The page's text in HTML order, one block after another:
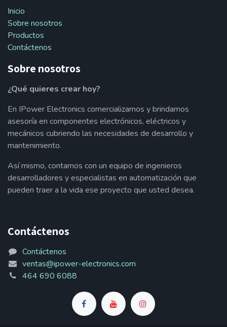
Inicio
Sobre nosotros
Productos
Contáctenos
Sobre nosotros
¿Qué quieres crear hoy?
En IPower Electronics comercializamos y brindamos
asesoría en componentes electrónicos, eléctricos y
mecánicos cubriendo las necesidades de desarrollo y
mantenimiento.
Así mismo, contamos con un equipo de ingenieros
desarrolladores y especialistas en automatización que
pueden traer a la vida ese proyecto que usted desea.
Contáctenos
Contáctenos
ventas@ipower-electronics.com
464 690 6088